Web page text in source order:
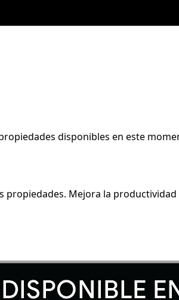
disponibles en este
propiedades. Mejora la